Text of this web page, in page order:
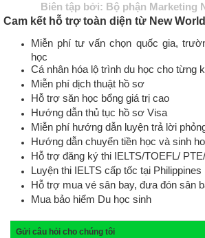
Biên tập bởi: Bộ phận Marketing
Cam kết hỗ trợ toàn diện từ New
Miễn phí tư vấn chọn quốc gia,
học
Cá nhân hóa lộ trình du học cho từng
Miễn phí dịch thuật hồ sơ
Hỗ trợ săn học bổng giá trị cao
Hướng dẫn thủ tục hồ sơ Visa
Miễn phí hướng dẫn luyện trả lời
Hướng dẫn chuyển tiền học và sinh
Hỗ trợ đăng ký thi IELTS/TOEFL/ PTE
Luyện thi IELTS cấp tốc tại Philippines
Hỗ trợ mua vé sân bay, đưa đón sân
Mua bảo hiểm Du học sinh
Gửi câu hỏi cho chúng tôi